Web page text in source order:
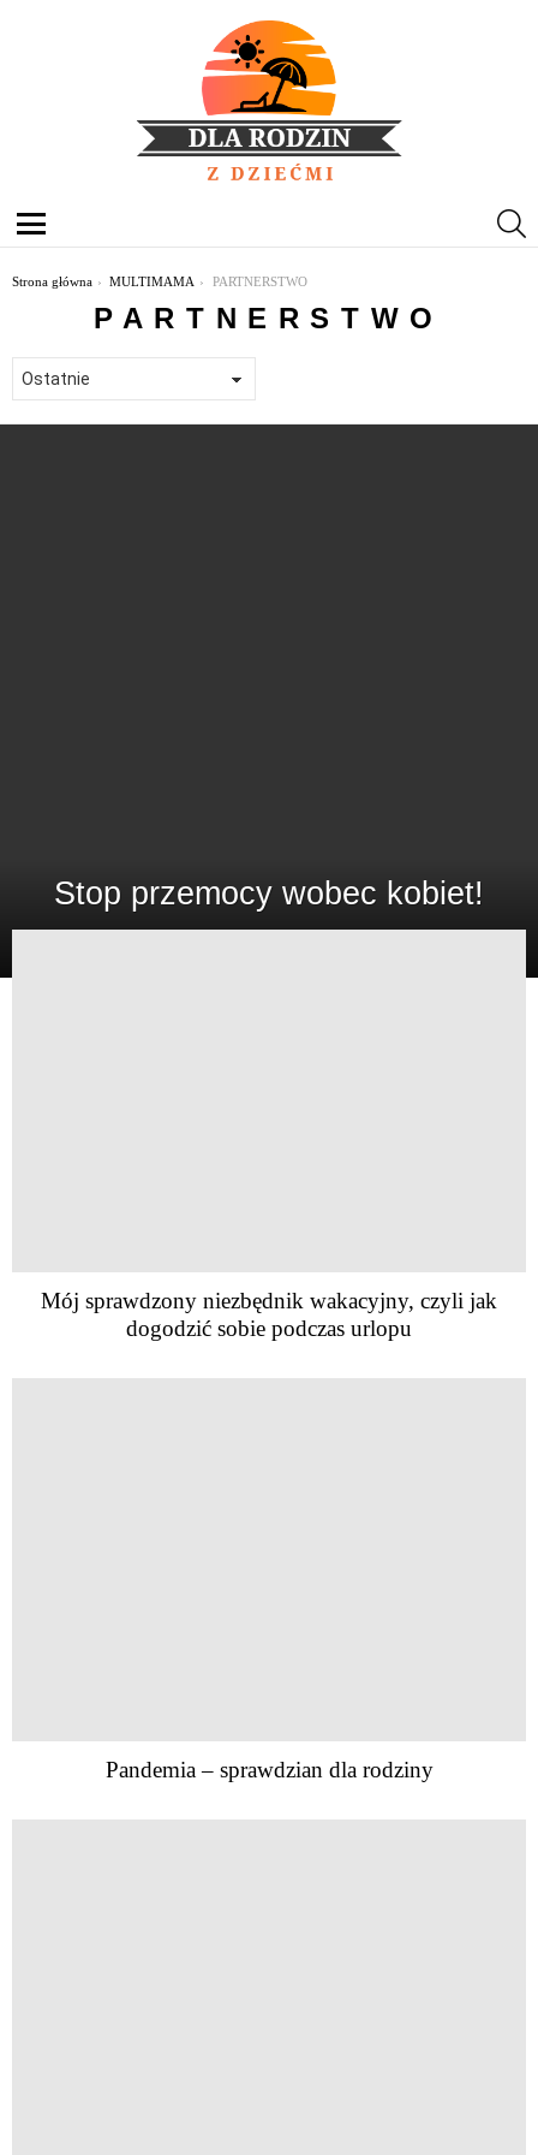
Menu
Jesteś tutaj:
Strona główna MULTIMAMA PARTNERSTWO
PARTNERSTWO
Stop przemocy wobec kobiet!
Mój sprawdzony niezbędnik wakacyjny, czyli jak
dogodzić sobie podczas urlopu
Pandemia – sprawdzian dla rodziny